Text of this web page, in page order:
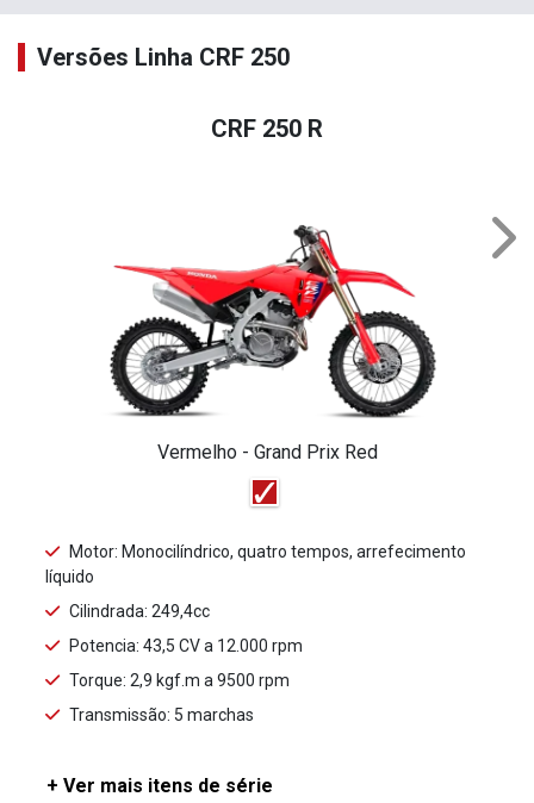
Versões Linha CRF 250
CRF 250 R
Vermelho - Grand Prix Red
Motor: Monocilíndrico, quatro tempos, arrefecimento
líquido
Cilindrada: 249,4cc
Potencia: 43,5 CV a 12.000 rpm
Torque: 2,9 kgf.m a 9500 rpm
Transmissão: 5 marchas
+ Ver mais itens de série